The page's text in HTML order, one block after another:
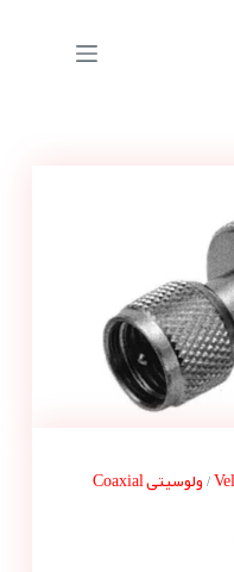
/
ولوسیتی Coaxial